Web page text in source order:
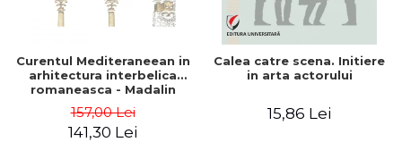
Curentul Mediteraneean in
arhitectura interbelica
romaneasca - Madalin
157,00 Lei
141,30 Lei
Calea catre scena. Initiere
in arta actorului
15,86 Lei